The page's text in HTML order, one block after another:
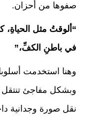
صفوها من أحزان.
“ألوقتُ مثل الحياةِ،
في باطنِ الكفِّ،”
وهنا استخدمت
وبشكل مفاجئ تنتقل
نقل صورة وجدانية